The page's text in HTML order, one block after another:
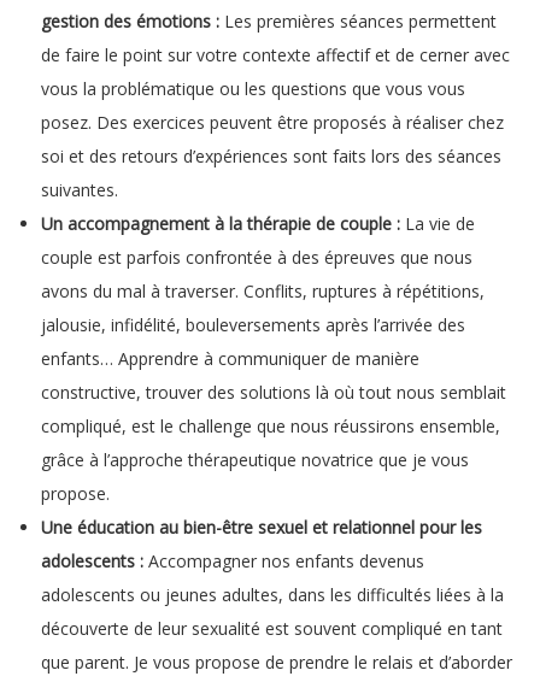
gestion des émotions : Les premières séances permettent
de faire le point sur votre contexte affectif et de cerner avec
vous la problématique ou les questions que vous vous
posez. Des exercices peuvent être proposés à réaliser chez
soi et des retours d’expériences sont faits lors des séances
suivantes.
Un accompagnement à la thérapie de couple : La vie de
couple est parfois confrontée à des épreuves que nous
avons du mal à traverser. Conflits, ruptures à répétitions,
jalousie, infidélité, bouleversements après l’arrivée des
enfants… Apprendre à communiquer de manière
constructive, trouver des solutions là où tout nous semblait
compliqué, est le challenge que nous réussirons ensemble,
grâce à l’approche thérapeutique novatrice que je vous
propose.
Une éducation au bien-être sexuel et relationnel pour les
adolescents : Accompagner nos enfants devenus
adolescents ou jeunes adultes, dans les difficultés liées à la
découverte de leur sexualité est souvent compliqué en tant
que parent. Je vous propose de prendre le relais et d’aborder